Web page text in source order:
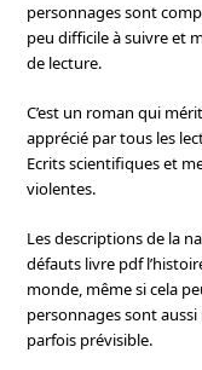
personnages sont
peu difficile à suivre et
de lecture.
C’est un roman qui
apprécié par tous les
Ecrits scientifiques et
violentes.
Les descriptions de la
défauts livre pdf
monde, même si cela
personnages sont aussi
parfois prévisible.